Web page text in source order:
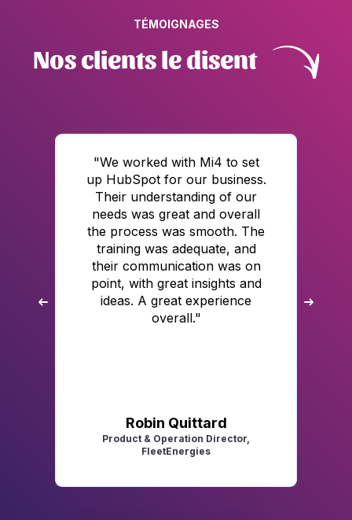
TÉMOIGNAGES
Nos clients le disent
"We worked with Mi4 to set
up HubSpot for our business.
Their understanding of our
needs was great and overall
the process was smooth. The
training was adequate, and
their communication was on
point, with great insights and
ideas. A great experience
overall."
Robin Quittard
Product & Operation Director,
FleetEnergies